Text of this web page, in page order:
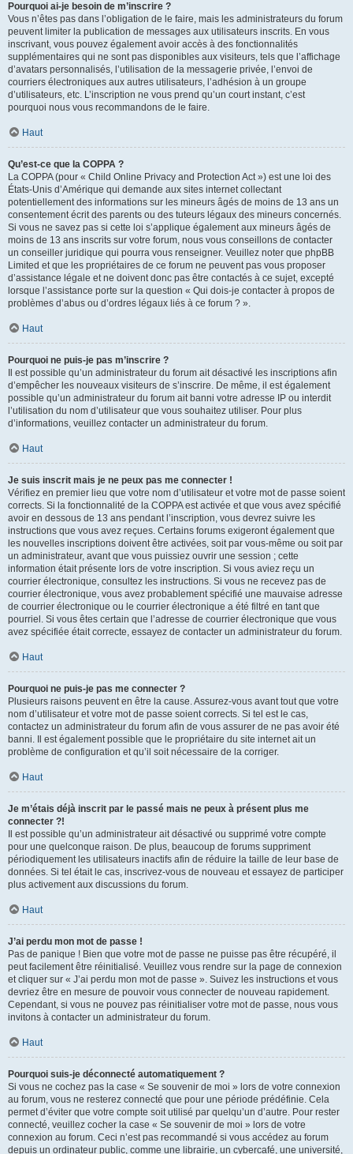
Pourquoi ai-je besoin de m’inscrire ?
Vous n’êtes pas dans l’obligation de le faire, mais les administrateurs du forum
peuvent limiter la publication de messages aux utilisateurs inscrits. En vous
inscrivant, vous pouvez également avoir accès à des fonctionnalités
supplémentaires qui ne sont pas disponibles aux visiteurs, tels que l’affichage
d’avatars personnalisés, l’utilisation de la messagerie privée, l’envoi de
courriers électroniques aux autres utilisateurs, l’adhésion à un groupe
d’utilisateurs, etc. L’inscription ne vous prend qu’un court instant, c’est
pourquoi nous vous recommandons de le faire.
Haut
Qu’est-ce que la COPPA ?
La COPPA (pour « Child Online Privacy and Protection Act ») est une loi des
États-Unis d’Amérique qui demande aux sites internet collectant
potentiellement des informations sur les mineurs âgés de moins de 13 ans un
consentement écrit des parents ou des tuteurs légaux des mineurs concernés.
Si vous ne savez pas si cette loi s’applique également aux mineurs âgés de
moins de 13 ans inscrits sur votre forum, nous vous conseillons de contacter
un conseiller juridique qui pourra vous renseigner. Veuillez noter que phpBB
Limited et que les propriétaires de ce forum ne peuvent pas vous proposer
d’assistance légale et ne doivent donc pas être contactés à ce sujet, excepté
lorsque l’assistance porte sur la question « Qui dois-je contacter à propos de
problèmes d’abus ou d’ordres légaux liés à ce forum ? ».
Haut
Pourquoi ne puis-je pas m’inscrire ?
Il est possible qu’un administrateur du forum ait désactivé les inscriptions afin
d’empêcher les nouveaux visiteurs de s’inscrire. De même, il est également
possible qu’un administrateur du forum ait banni votre adresse IP ou interdit
l’utilisation du nom d’utilisateur que vous souhaitez utiliser. Pour plus
d’informations, veuillez contacter un administrateur du forum.
Haut
Je suis inscrit mais je ne peux pas me connecter !
Vérifiez en premier lieu que votre nom d’utilisateur et votre mot de passe soient
corrects. Si la fonctionnalité de la COPPA est activée et que vous avez spécifié
avoir en dessous de 13 ans pendant l’inscription, vous devrez suivre les
instructions que vous avez reçues. Certains forums exigeront également que
les nouvelles inscriptions doivent être activées, soit par vous-même ou soit par
un administrateur, avant que vous puissiez ouvrir une session ; cette
information était présente lors de votre inscription. Si vous aviez reçu un
courrier électronique, consultez les instructions. Si vous ne recevez pas de
courrier électronique, vous avez probablement spécifié une mauvaise adresse
de courrier électronique ou le courrier électronique a été filtré en tant que
pourriel. Si vous êtes certain que l’adresse de courrier électronique que vous
avez spécifiée était correcte, essayez de contacter un administrateur du forum.
Haut
Pourquoi ne puis-je pas me connecter ?
Plusieurs raisons peuvent en être la cause. Assurez-vous avant tout que votre
nom d’utilisateur et votre mot de passe soient corrects. Si tel est le cas,
contactez un administrateur du forum afin de vous assurer de ne pas avoir été
banni. Il est également possible que le propriétaire du site internet ait un
problème de configuration et qu’il soit nécessaire de la corriger.
Haut
Je m’étais déjà inscrit par le passé mais ne peux à présent plus me
connecter ?!
Il est possible qu’un administrateur ait désactivé ou supprimé votre compte
pour une quelconque raison. De plus, beaucoup de forums suppriment
périodiquement les utilisateurs inactifs afin de réduire la taille de leur base de
données. Si tel était le cas, inscrivez-vous de nouveau et essayez de participer
plus activement aux discussions du forum.
Haut
J’ai perdu mon mot de passe !
Pas de panique ! Bien que votre mot de passe ne puisse pas être récupéré, il
peut facilement être réinitialisé. Veuillez vous rendre sur la page de connexion
et cliquer sur « J’ai perdu mon mot de passe ». Suivez les instructions et vous
devriez être en mesure de pouvoir vous connecter de nouveau rapidement.
Cependant, si vous ne pouvez pas réinitialiser votre mot de passe, nous vous
invitons à contacter un administrateur du forum.
Haut
Pourquoi suis-je déconnecté automatiquement ?
Si vous ne cochez pas la case « Se souvenir de moi » lors de votre connexion
au forum, vous ne resterez connecté que pour une période prédéfinie. Cela
permet d’éviter que votre compte soit utilisé par quelqu’un d’autre. Pour rester
connecté, veuillez cocher la case « Se souvenir de moi » lors de votre
connexion au forum. Ceci n’est pas recommandé si vous accédez au forum
depuis un ordinateur public, comme une librairie, un cybercafé, une université,